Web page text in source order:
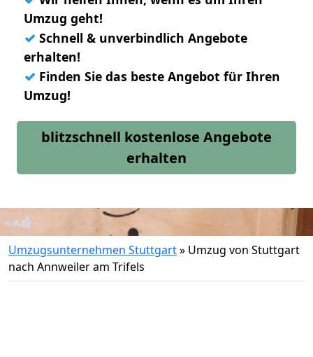
Umzug geht!
✓ Schnell & unverbindlich Angebote
erhalten!
✓ Finden Sie das beste Angebot für Ihren
Umzug!
blitzschnell kostenlose Angebote
erhalten
Umzugsunternehmen Stuttgart» Umzug von Stuttgart
nach Annweiler am Trifels